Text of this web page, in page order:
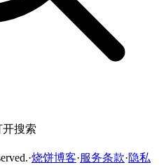
开搜索
·烧饼博客·服务条款·隐私